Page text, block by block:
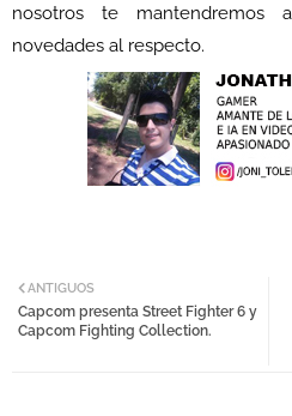
nosotros te
novedades al respecto.
ANTIGUOS
Capcom presenta Street Fighter 6 y
Capcom Fighting Collection.